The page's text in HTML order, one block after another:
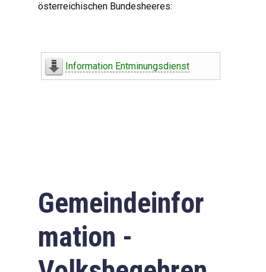
österreichischen Bundesheeres:
Information Entminungsdienst
Gemeindeinfor
mation -